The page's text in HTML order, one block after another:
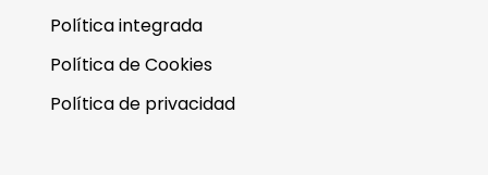
Política integrada
Política de Cookies
Política de privacidad